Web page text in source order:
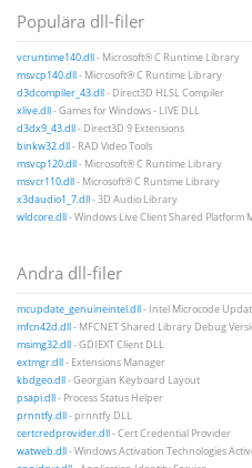
Populära dll-filer
vcruntime140.dll- Microsoft® C Runtime Library
msvcp140.dll- Microsoft® C Runtime Library
d3dcompiler_43.dll- Direct3D HLSL Compiler
xlive.dll- Games for Windows - LIVE DLL
d3dx9_43.dll- Direct3D 9 Extensions
binkw32.dll- RAD Video Tools
msvcp120.dll- Microsoft® C Runtime Library
msvcr110.dll- Microsoft® C Runtime Library
x3daudio1_7.dll- 3D Audio Library
wldcore.dll- Windows Live Client Shared Platform
Andra dll-filer
mcupdate_genuineintel.dll- Intel Microcode
mfcn42d.dll- MFCNET Shared Library Debug
msimg32.dll- GDIEXT Client DLL
extmgr.dll- Extensions Manager
kbdgeo.dll- Georgian Keyboard Layout
psapi.dll- Process Status Helper
prnntfy.dll- prnntfy DLL
certcredprovider.dll- Cert Credential Provider
watweb.dll- Windows Activation Technologies